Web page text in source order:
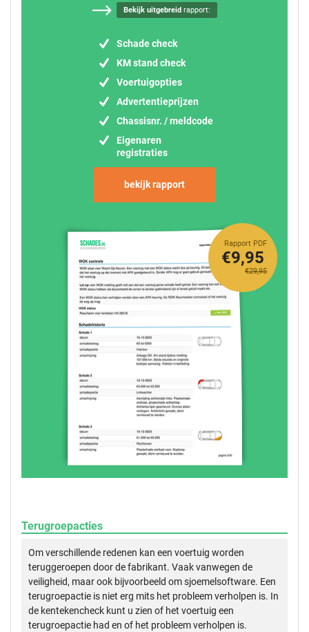
Bekijk uitgebreidrapport:
Schade check
KM stand check
Voertuigopties
Advertentieprijzen
Chassisnr. / meldcode
Eigenaren
registraties
bekijk rapport
Rapport PDF
€29,95
€9,95
Terugroepacties
Om verschillende redenen kan een voertuig worden
teruggeroepen door de fabrikant. Vaak vanwegen de
veiligheid, maar ook bijvoorbeeld om sjoemelsoftware. Een
terugroepactie is niet erg mits het probleem verholpen is. In
de kentekencheck kunt u zien of het voertuig een
terugroepactie had en of het probleem verholpen is.